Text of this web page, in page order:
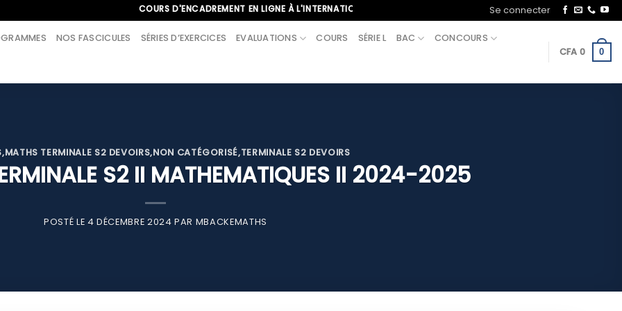
COURS D'ENCADREMENT EN LIGNE À L'INTERNATIONAL, APPELEZ-NOUS AU+221 70 713 09 21Se connecter
NOS FASCICULES SÉRIES D’EXERCICES EVALUATIONS COURS SÉRIE L BAC CONCOURS
CFA 0 0
,MATHS TERMINALE S2 DEVOIRS,NON CATÉGORISÉ,TERMINALE S2 DEVOIRS
S2 II MATHEMATIQUES II 2024-2025
POSTÉ LE 4 DÉCEMBRE 2024 PAR MBACKEMATHS